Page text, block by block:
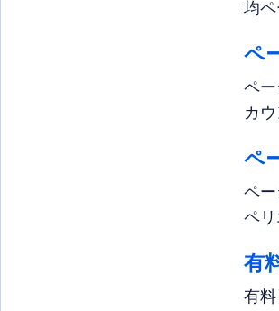
均ペ
ペ
ペ
カ
ペ
ペ
ペリ
有
有